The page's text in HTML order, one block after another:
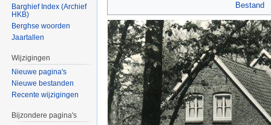
Bestand
Barghief Index (Archief
HKB)
Berghse woorden
Jaartallen
Wijzigingen
Nieuwe pagina's
Nieuwe bestanden
Recente wijzigingen
Bijzondere pagina's